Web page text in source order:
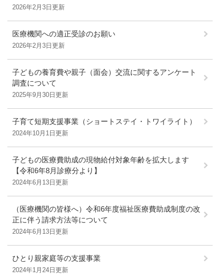
2026年2月3日更新
医療機関への適正受診のお願い
2026年2月3日更新
子どもの養育費や親子（面会）交流に関するアンケート
調査について
2025年9月30日更新
子育て短期支援事業（ショートステイ・トワイライト）
2024年10月1日更新
子どもの医療費助成の現物給付対象年齢を拡大します
【令和6年8月診療分より】
2024年6月13日更新
（医療機関の皆様へ）令和6年度福祉医療費助成制度の改
正に伴う請求方法等について
2024年6月13日更新
ひとり親家庭等の支援事業
2024年1月24日更新